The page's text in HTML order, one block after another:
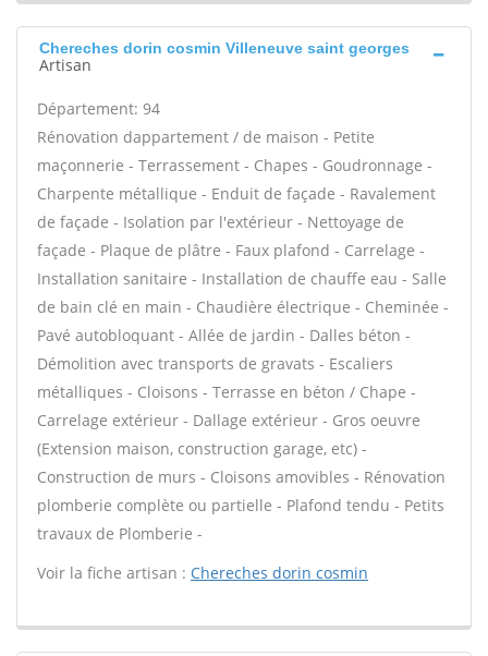
Chereches dorin cosmin Villeneuve saint georges
Artisan
Département: 94
Rénovation dappartement / de maison - Petite
maçonnerie - Terrassement - Chapes - Goudronnage -
Charpente métallique - Enduit de façade - Ravalement
de façade - Isolation par l'extérieur - Nettoyage de
façade - Plaque de plâtre - Faux plafond - Carrelage -
Installation sanitaire - Installation de chauffe eau - Salle
de bain clé en main - Chaudière électrique - Cheminée -
Pavé autobloquant - Allée de jardin - Dalles béton -
Démolition avec transports de gravats - Escaliers
métalliques - Cloisons - Terrasse en béton / Chape -
Carrelage extérieur - Dallage extérieur - Gros oeuvre
(Extension maison, construction garage, etc) -
Construction de murs - Cloisons amovibles - Rénovation
plomberie complète ou partielle - Plafond tendu - Petits
travaux de Plomberie -
Voir la fiche artisan : Chereches dorin cosmin